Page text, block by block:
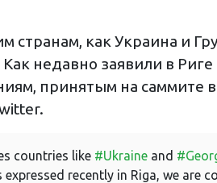
странам, как Украина и
недавно заявили в
принятым на саммите в
countries like #Ukraine and
expressed recently in Riga, we are